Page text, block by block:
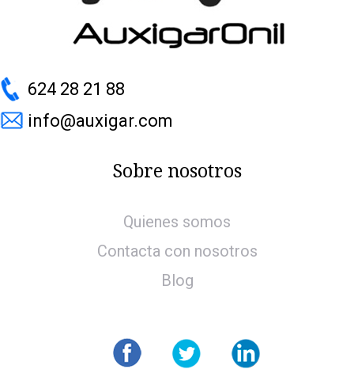
624 28 21 88
info@auxigar.com
Sobre nosotros
Quienes somos
Contacta con nosotros
Blog